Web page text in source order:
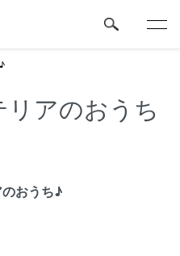
アのおうち
のおうち♪